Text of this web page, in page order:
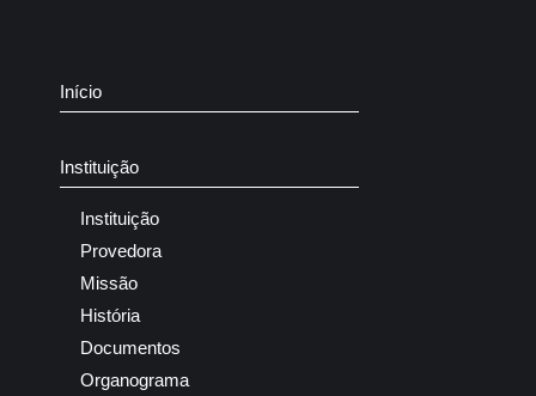
Início
Instituição
Instituição
Provedora
Missão
História
Documentos
Organograma